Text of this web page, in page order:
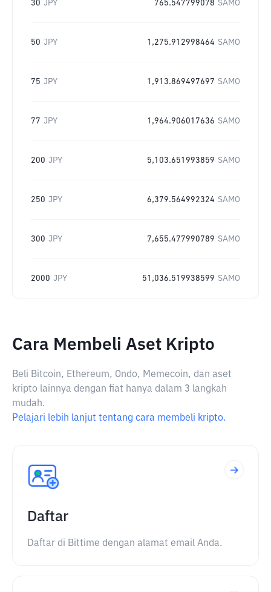
30 JPY 765.547799078 SAMO
50 JPY 1,275.912998464 SAMO
75 JPY 1,913.869497697 SAMO
77 JPY 1,964.906017636 SAMO
200 JPY 5,103.651993859 SAMO
250 JPY 6,379.564992324 SAMO
300 JPY 7,655.477990789 SAMO
2000 JPY 51,036.519938599 SAMO
Cara Membeli Aset Kripto
Beli Bitcoin, Ethereum, Ondo, Memecoin, dan aset
kripto lainnya dengan fiat hanya dalam 3 langkah
mudah.
Pelajari lebih lanjut tentang cara membeli kripto.
Daftar
Daftar di Bittime dengan alamat email Anda.